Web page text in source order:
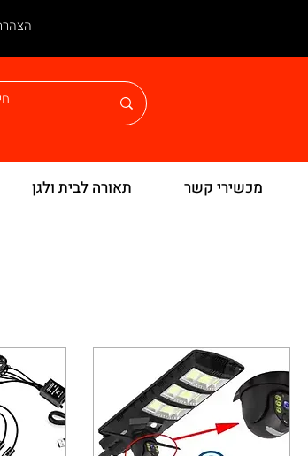
תאורה לבית ולגן מכשירי קשר